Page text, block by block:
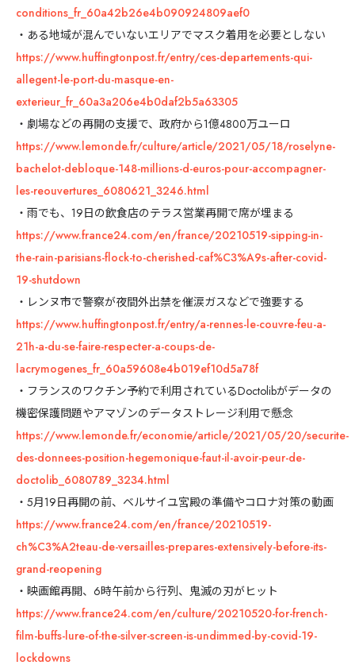
conditions_fr_60a42b26e4b090924809aef0
・ある地域が混んでいないエリアでマスク着用を必要としない
https://www.huffingtonpost.fr/entry/ces-departements-qui-
allegent-le-port-du-masque-en-
exterieur_fr_60a3a206e4b0daf2b5a63305
・劇場などの再開の支援で、政府から1億4800万ユーロ
https://www.lemonde.fr/culture/article/2021/05/18/roselyne-
bachelot-debloque-148-millions-d-euros-pour-accompagner-
les-reouvertures_6080621_3246.html
・雨でも、19日の飲食店のテラス営業再開で席が埋まる
https://www.france24.com/en/france/20210519-sipping-in-
the-rain-parisians-flock-to-cherished-caf%C3%A9s-after-covid-
19-shutdown
・レンヌ市で警察が夜間外出禁を催涙ガスなどで強要する
https://www.huffingtonpost.fr/entry/a-rennes-le-couvre-feu-a-
21h-a-du-se-faire-respecter-a-coups-de-
lacrymogenes_fr_60a59608e4b019ef10d5a78f
・フランスのワクチン予約で利用されているDoctolibがデータの
機密保護問題やアマゾンのデータストレージ利用で懸念
https://www.lemonde.fr/economie/article/2021/05/20/securite-
des-donnees-position-hegemonique-faut-il-avoir-peur-de-
doctolib_6080789_3234.html
・5月19日再開の前、ベルサイユ宮殿の準備やコロナ対策の動画
https://www.france24.com/en/france/20210519-
ch%C3%A2teau-de-versailles-prepares-extensively-before-its-
grand-reopening
・映画館再開、6時午前から行列、鬼滅の刃がヒット
https://www.france24.com/en/culture/20210520-for-french-
film-buffs-lure-of-the-silver-screen-is-undimmed-by-covid-19-
lockdowns